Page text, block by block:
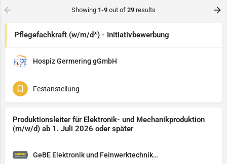
Showing 1-9 out of 29 results
Pflegefachkraft (w/m/d*) - Initiativbewerbung
Hospiz Germering gGmbH
Festanstellung
Produktionsleiter für Elektronik- und Mechanikproduktion
(m/w/d) ab 1. Juli 2026 oder später
GeBE Elektronik und Feinwerktechnik GmbH